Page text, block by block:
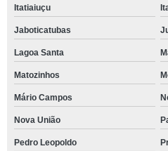
Itatiaiuçu
Jaboticatubas
Lagoa Santa
Matozinhos
Mário Campos
Nova União
Pedro Leopoldo